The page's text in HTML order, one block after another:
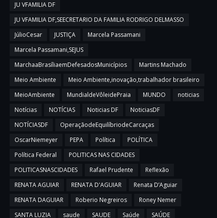
JU VFAMILIA DF
JU VFAMILIA DF,SEECRETARIO DA FAMILIA RODRIGO DELMASSO
JúlioCesar
JUSTIÇA
Marcela Passamani
Marcela Passamani,SEJUS
MarchaaBrasíliaemDefesadosMunicípios
Martins Machado
Meio Ambiente
Meio Ambiente,inovação,trabalhador brasileiro
MeioAmbiente
MundialdeVôleidePraia MUNDO
noticias
Notícias
NOTÍCIAS Noticias DF
NoticiasDF
NOTÍCIASDF
OperaçãodeEquilíbriodeCarcaças
OscarNiemeyer
PEPA Política
POLÍTICA
Política Federal
POLITICAS NAS CIDADES
POLITICASNASCIDADES
Rafael Prudente
Reflexão
RENATA AGUIAR
RENATA D'AGUIAR
Renata D’Aguiar
RENATA DAGUIAR
Roberio Negreiros
Roney Nemer
SANTA LUZIA
saude SAUDE Saúde
SAÚDE